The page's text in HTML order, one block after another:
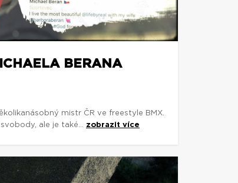
BERANA
mistr ČR ve freestyle BMX.
ale je také... zobrazit více